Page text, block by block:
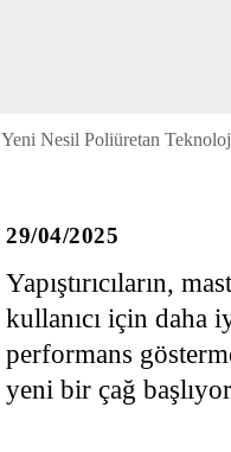
Yeni Nesil Poliüretan
29/04/2025
Yapıştırıcıların,
kullanıcı için daha
performans
yeni bir çağ